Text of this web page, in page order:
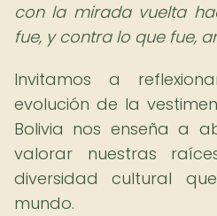
con la mirada vuelta
fue, y contra lo que fue,
Invitamos a
evolución de la
Bolivia nos enseña a
valorar nuestras
diversidad cultural
mundo.